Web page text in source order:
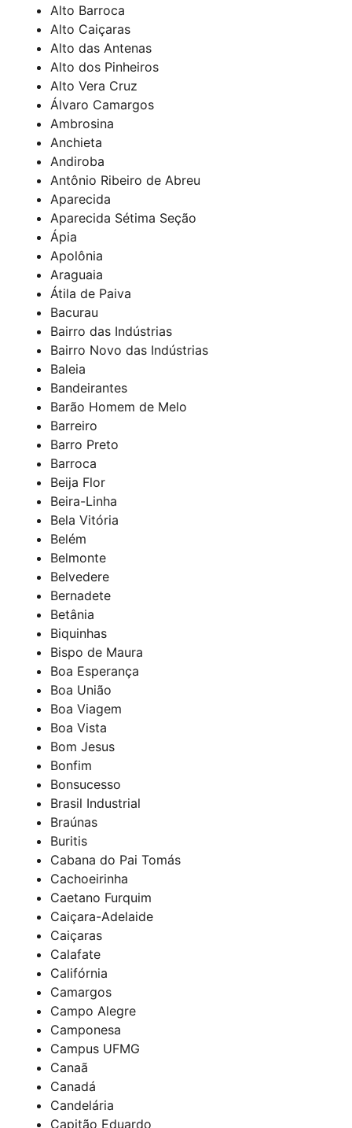
Alto Barroca
Alto Caiçaras
Alto das Antenas
Alto dos Pinheiros
Alto Vera Cruz
Álvaro Camargos
Ambrosina
Anchieta
Andiroba
Antônio Ribeiro de Abreu
Aparecida
Aparecida Sétima Seção
Ápia
Apolônia
Araguaia
Átila de Paiva
Bacurau
Bairro das Indústrias
Bairro Novo das Indústrias
Baleia
Bandeirantes
Barão Homem de Melo
Barreiro
Barro Preto
Barroca
Beija Flor
Beira-Linha
Bela Vitória
Belém
Belmonte
Belvedere
Bernadete
Betânia
Biquinhas
Bispo de Maura
Boa Esperança
Boa União
Boa Viagem
Boa Vista
Bom Jesus
Bonfim
Bonsucesso
Brasil Industrial
Braúnas
Buritis
Cabana do Pai Tomás
Cachoeirinha
Caetano Furquim
Caiçara-Adelaide
Caiçaras
Calafate
Califórnia
Camargos
Campo Alegre
Camponesa
Campus UFMG
Canaã
Canadá
Candelária
Capitão Eduardo